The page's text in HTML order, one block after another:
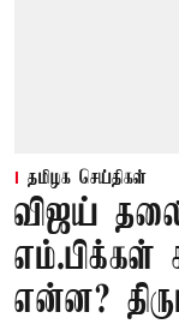
தமிழக செய்திகள்
விஜய்
எம்.பிக்கள்
என்ன?